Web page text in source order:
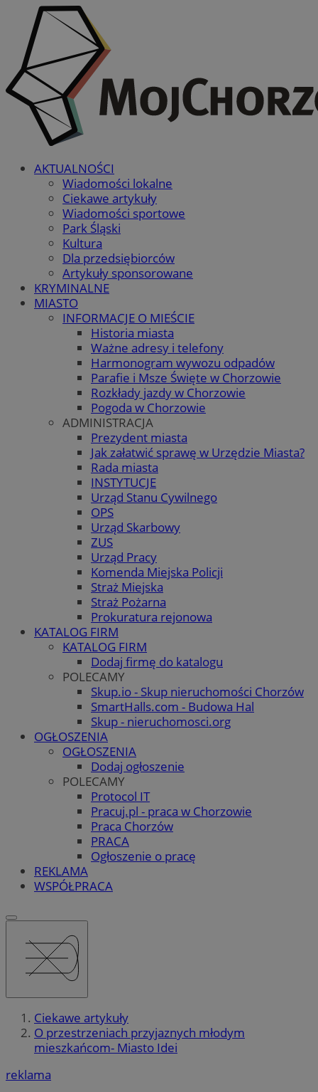
AKTUALNOŚCI
Wiadomości lokalne
Ciekawe artykuły
Wiadomości sportowe
Park Śląski
Kultura
Dla przedsiębiorców
Artykuły sponsorowane
KRYMINALNE
MIASTO
INFORMACJE O MIEŚCIE
Historia miasta
Ważne adresy i telefony
Harmonogram wywozu odpadów
Parafie i Msze Święte w Chorzowie
Rozkłady jazdy w Chorzowie
Pogoda w Chorzowie
ADMINISTRACJA
Prezydent miasta
Jak załatwić sprawę w Urzędzie Miasta?
Rada miasta
INSTYTUCJE
Urząd Stanu Cywilnego
OPS
Urząd Skarbowy
ZUS
Urząd Pracy
Komenda Miejska Policji
Straż Miejska
Straż Pożarna
Prokuratura rejonowa
KATALOG FIRM
KATALOG FIRM
Dodaj firmę do katalogu
POLECAMY
Skup.io - Skup nieruchomości Chorzów
SmartHalls.com - Budowa Hal
Skup - nieruchomosci.org
OGŁOSZENIA
OGŁOSZENIA
Dodaj ogłoszenie
POLECAMY
Protocol IT
Pracuj.pl - praca w Chorzowie
Praca Chorzów
PRACA
Ogłoszenie o pracę
REKLAMA
WSPÓŁPRACA
Ciekawe artykuły
O przestrzeniach przyjaznych młodym
mieszkańcom- Miasto Idei
reklama